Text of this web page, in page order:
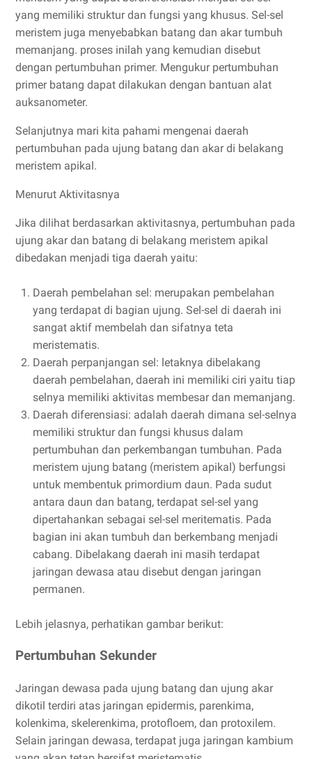
yang memiliki struktur dan fungsi yang khusus. Sel-sel
meristem juga menyebabkan batang dan akar tumbuh
memanjang. proses inilah yang kemudian disebut
dengan pertumbuhan primer. Mengukur pertumbuhan
primer batang dapat dilakukan dengan bantuan alat
auksanometer.
Selanjutnya mari kita pahami mengenai daerah
pertumbuhan pada ujung batang dan akar di belakang
meristem apikal.
Menurut Aktivitasnya
Jika dilihat berdasarkan aktivitasnya, pertumbuhan pada
ujung akar dan batang di belakang meristem apikal
dibedakan menjadi tiga daerah yaitu:
Daerah pembelahan sel: merupakan pembelahan
yang terdapat di bagian ujung. Sel-sel di daerah ini
sangat aktif membelah dan sifatnya teta
meristematis.
Daerah perpanjangan sel: letaknya dibelakang
daerah pembelahan, daerah ini memiliki ciri yaitu tiap
selnya memiliki aktivitas membesar dan memanjang.
Daerah diferensiasi: adalah daerah dimana sel-selnya
memiliki struktur dan fungsi khusus dalam
pertumbuhan dan perkembangan tumbuhan. Pada
meristem ujung batang (meristem apikal) berfungsi
untuk membentuk primordium daun. Pada sudut
antara daun dan batang, terdapat sel-sel yang
dipertahankan sebagai sel-sel meritematis. Pada
bagian ini akan tumbuh dan berkembang menjadi
cabang. Dibelakang daerah ini masih terdapat
jaringan dewasa atau disebut dengan jaringan
permanen.
Lebih jelasnya, perhatikan gambar berikut:
Pertumbuhan Sekunder
Jaringan dewasa pada ujung batang dan ujung akar
dikotil terdiri atas jaringan epidermis, parenkima,
kolenkima, skelerenkima, protofloem, dan protoxilem.
Selain jaringan dewasa, terdapat juga jaringan kambium